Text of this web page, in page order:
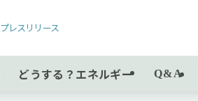
プレスリリース
どうする？エネルギー Q&A